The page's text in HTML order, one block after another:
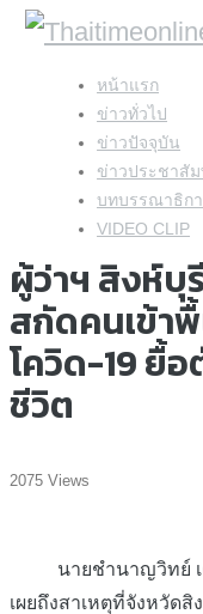
Skip
content
หน้าแรก
ข่าวทั่วไป
ข่าวปัจจุบัน
ข่าวประชาสั
บทบรรณาธิกา
VIDEO CLIP
ผู้ว่าฯ สิงห์บุ
สกัดคนเข้า
โควิด-19 ยื้อ
ชีวิต
2075 Views
นายชำนาญวิทย์ เต
เผยถึงสาเหตุที่จังหวัด